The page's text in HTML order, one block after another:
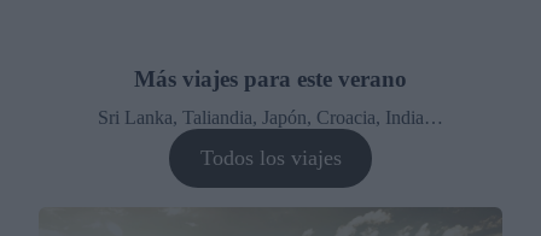
Más viajes para este verano
Sri Lanka, Taliandia, Japón, Croacia, India…
Todos los viajes